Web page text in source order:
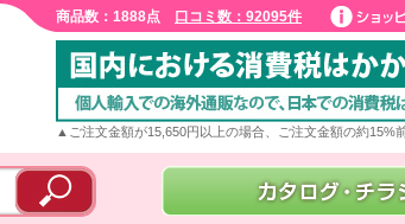
商品数：1888点 口コミ数：92095件
▲ご注文金額が15,650円以上の場合、ご注文金額の約15%